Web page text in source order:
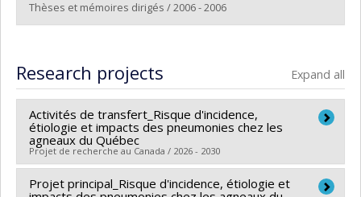
Lien vers le document dans Papyrus
Thèses et mémoires dirigés / 2006 - 2006
Cycle :Master's
Grade :M. Sc.
Lien vers le document dans Papyrus
Research projects Expand all
Activités de transfert_Risque d'incidence,
étiologie et impacts des pneumonies chez les
agneaux du Québec
Projet de recherche au Canada / 2026 - 2030
Lead researcher : Julie Arsenault
Projet principal_Risque d'incidence, étiologie et